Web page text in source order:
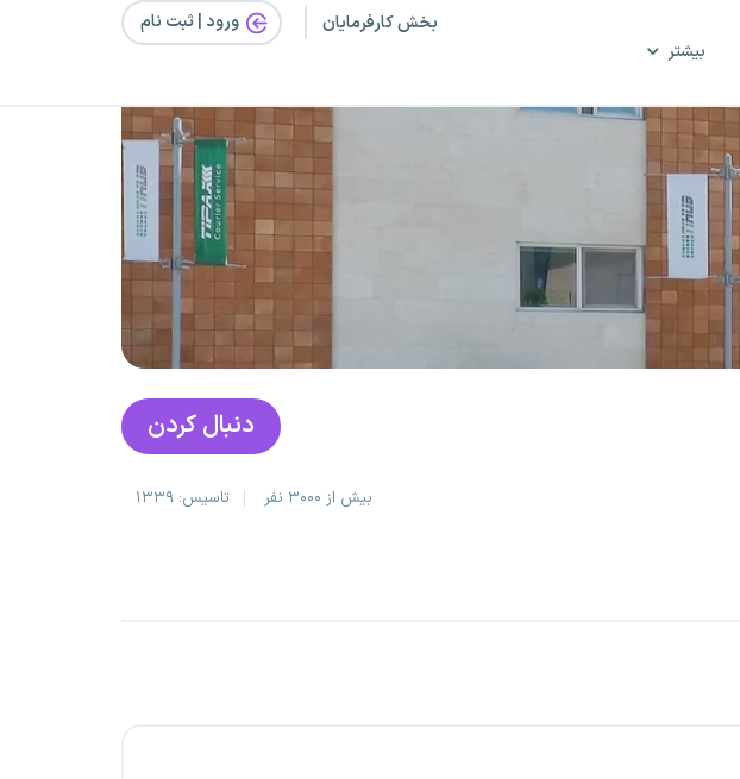
بیشتر
بخش کارفرمایان ورود | ثبت‌ نام
دنبال کردن
بیش از ۳۰۰۰ نفر تاسیس: ۱۳۳۹